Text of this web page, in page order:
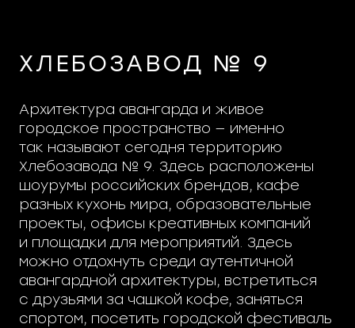
ХЛЕБОЗАВОД № 9
Архитектура авангарда и живое
городское пространство — именно
так называют сегодня территорию
Хлебозавода № 9. Здесь расположены
шоурумы российских брендов, кафе
разных кухонь мира, образовательные
проекты, офисы креативных компаний
и площадки для мероприятий. Здесь
можно отдохнуть среди аутентичной
авангардной архитектуры, встретиться
с друзьями за чашкой кофе, заняться
спортом, посетить городской фестиваль